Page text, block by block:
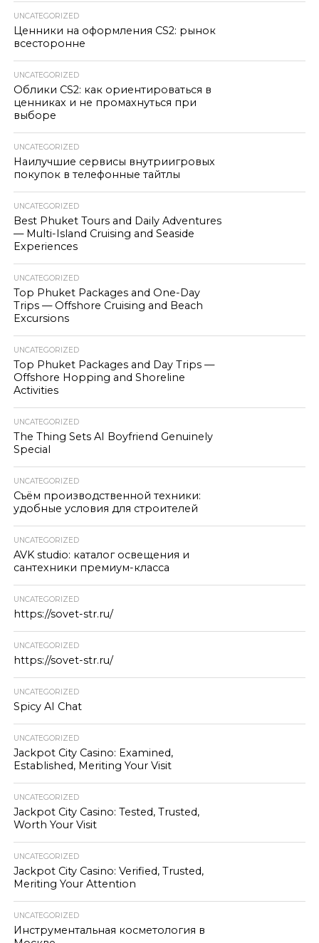
UNCATEGORIZED
Ценники на оформления CS2: рынок
всесторонне
UNCATEGORIZED
Облики CS2: как ориентироваться в
ценниках и не промахнуться при
выборе
UNCATEGORIZED
Наилучшие сервисы внутриигровых
покупок в телефонные тайтлы
UNCATEGORIZED
Best Phuket Tours and Daily Adventures
— Multi-Island Cruising and Seaside
Experiences
UNCATEGORIZED
Top Phuket Packages and One-Day
Trips — Offshore Cruising and Beach
Excursions
UNCATEGORIZED
Top Phuket Packages and Day Trips —
Offshore Hopping and Shoreline
Activities
UNCATEGORIZED
The Thing Sets AI Boyfriend Genuinely
Special
UNCATEGORIZED
Съём производственной техники:
удобные условия для строителей
UNCATEGORIZED
AVK studio: каталог освещения и
сантехники премиум-класса
UNCATEGORIZED
https://sovet-str.ru/
UNCATEGORIZED
https://sovet-str.ru/
UNCATEGORIZED
Spicy AI Chat
UNCATEGORIZED
Jackpot City Casino: Examined,
Established, Meriting Your Visit
UNCATEGORIZED
Jackpot City Casino: Tested, Trusted,
Worth Your Visit
UNCATEGORIZED
Jackpot City Casino: Verified, Trusted,
Meriting Your Attention
UNCATEGORIZED
Инструментальная косметология в